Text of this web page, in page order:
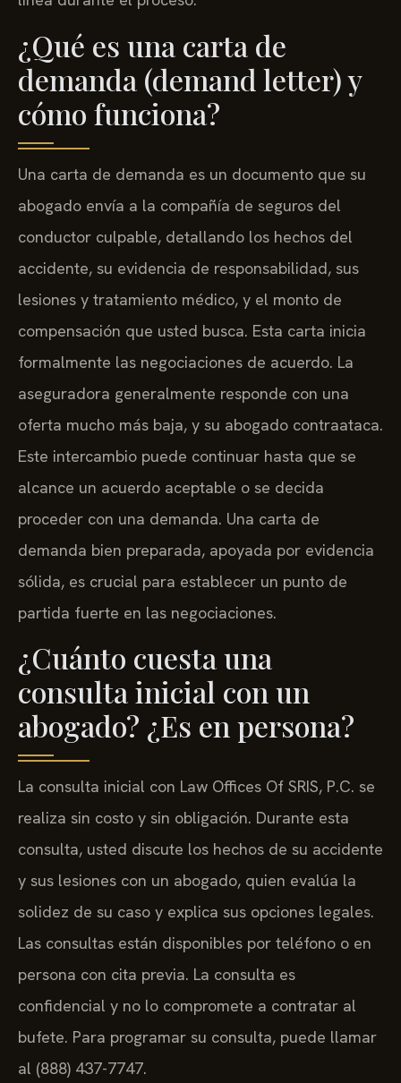
¿Qué es una carta de
demanda (demand letter) y
cómo funciona?
Una carta de demanda es un documento que su
abogado envía a la compañía de seguros del
conductor culpable, detallando los hechos del
accidente, su evidencia de responsabilidad, sus
lesiones y tratamiento médico, y el monto de
compensación que usted busca. Esta carta inicia
formalmente las negociaciones de acuerdo. La
aseguradora generalmente responde con una
oferta mucho más baja, y su abogado contraataca.
Este intercambio puede continuar hasta que se
alcance un acuerdo aceptable o se decida
proceder con una demanda. Una carta de
demanda bien preparada, apoyada por evidencia
sólida, es crucial para establecer un punto de
partida fuerte en las negociaciones.
¿Cuánto cuesta una
consulta inicial con un
abogado? ¿Es en persona?
La consulta inicial con Law Offices Of SRIS, P.C. se
realiza sin costo y sin obligación. Durante esta
consulta, usted discute los hechos de su accidente
y sus lesiones con un abogado, quien evalúa la
solidez de su caso y explica sus opciones legales.
Las consultas están disponibles por teléfono o en
persona con cita previa. La consulta es
confidencial y no lo compromete a contratar al
bufete. Para programar su consulta, puede llamar
al (888) 437-7747.